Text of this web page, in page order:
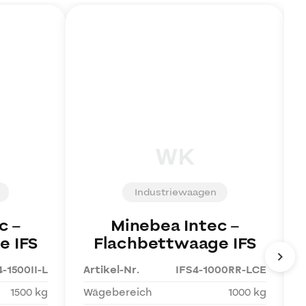
–
IFS
1500II-L
1500 kg
Industriewaagen
Minebea Intec–
Flachbettwaage IFS
Artikel-Nr.
IFS4-1000RR-LCE
Wägebereich
1000 kg